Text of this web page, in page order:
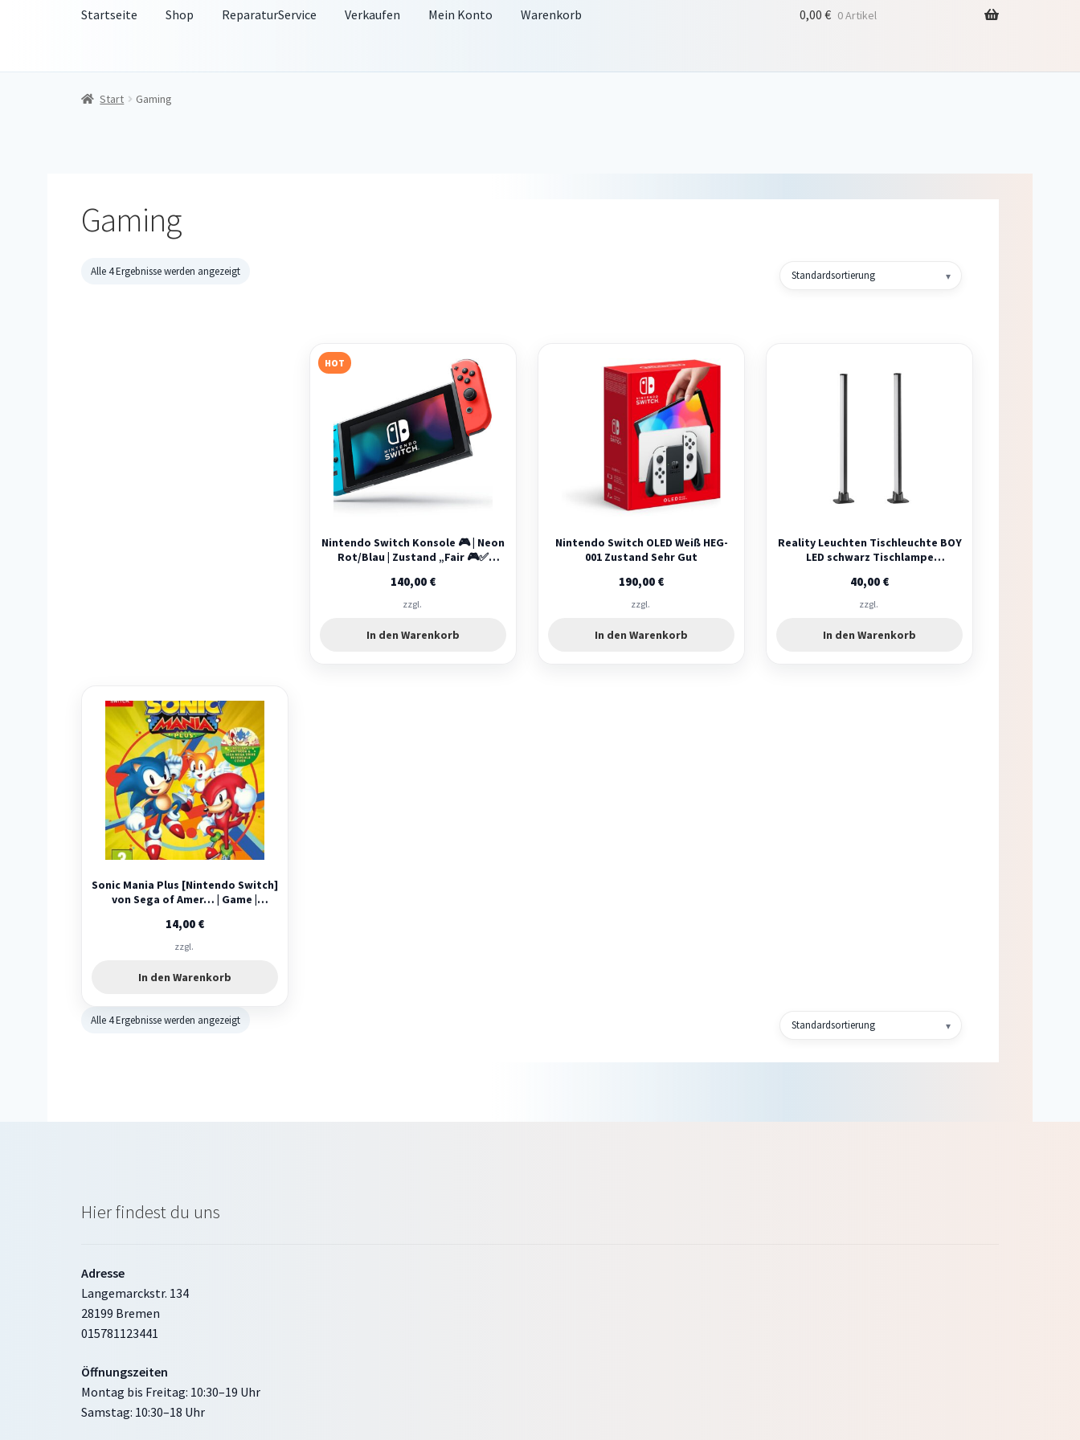
Startseite Shop ReparaturService Verkaufen Mein Konto Warenkorb 0,00 € 0 Artikel
Start Gaming
Gaming
Alle 4 Ergebnisse werden angezeigt
HOT
Nintendo Switch Konsole 🎮 | Neon
Rot/Blau | Zustand „Fair 🎮✅
140,00 €
zzgl.
In den Warenkorb
Nintendo Switch OLED Weiß HEG-
001 Zustand Sehr Gut
190,00 €
zzgl.
In den Warenkorb
Reality Leuchten Tischleuchte BOY
LED schwarz Tischlampe
40,00 €
zzgl.
In den Warenkorb
Sonic Mania Plus [Nintendo Switch]
von Sega of Amer… | Game |
14,00 €
zzgl.
In den Warenkorb
Alle 4 Ergebnisse werden angezeigt
Hier findest du uns
Adresse
Langemarckstr. 134
28199 Bremen
015781123441
Öffnungszeiten
Montag bis Freitag: 10:30–19 Uhr
Samstag: 10:30–18 Uhr